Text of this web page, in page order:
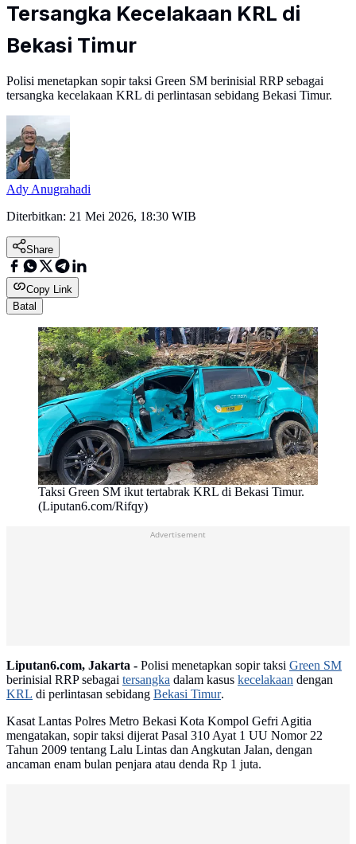
Tersangka Kecelakaan KRL di
Bekasi Timur
Polisi menetapkan sopir taksi Green SM berinisial RRP sebagai
tersangka kecelakaan KRL di perlintasan sebidang Bekasi Timur.
Ady Anugrahadi
Diterbitkan: 21 Mei 2026, 18:30 WIB
Share
Copy Link
Batal
Taksi Green SM ikut tertabrak KRL di Bekasi Timur.
(Liputan6.com/Rifqy)
Advertisement
Liputan6.com, Jakarta - Polisi menetapkan sopir taksi Green SM
berinisial RRP sebagai tersangka dalam kasus kecelakaan dengan
KRL di perlintasan sebidang Bekasi Timur.
Kasat Lantas Polres Metro Bekasi Kota Kompol Gefri Agitia
mengatakan, sopir taksi dijerat Pasal 310 Ayat 1 UU Nomor 22
Tahun 2009 tentang Lalu Lintas dan Angkutan Jalan, dengan
ancaman enam bulan penjara atau denda Rp 1 juta.